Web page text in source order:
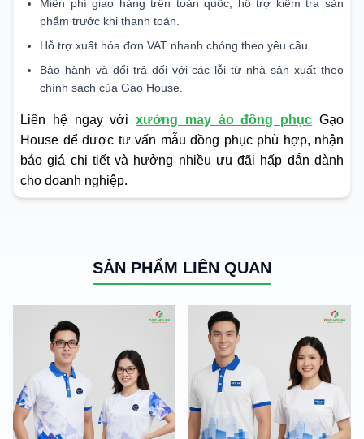
Miễn phí giao hàng trên toàn quốc, hỗ trợ kiểm tra sản
phẩm trước khi thanh toán.
Hỗ trợ xuất hóa đơn VAT nhanh chóng theo yêu cầu.
Bảo hành và đổi trả đối với các lỗi từ nhà sản xuất theo
chính sách của Gạo House.
Liên hệ ngay vớixưởng may áo đồng phục Gạo
House để được tư vấn mẫu đồng phục phù hợp, nhận
báo giá chi tiết và hưởng nhiều ưu đãi hấp dẫn dành
cho doanh nghiệp.
SẢN PHẨM LIÊN QUAN